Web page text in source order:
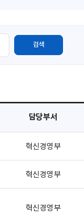
검색
담당부서
혁신경영부
혁신경영부
혁신경영부